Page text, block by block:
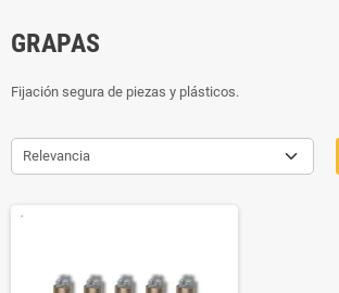
GRAPAS
Fijación segura de piezas y plásticos.
Relevancia